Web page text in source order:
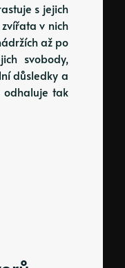
s jejich
v nich
až po
svobody,
důsledky a
odhaluje tak